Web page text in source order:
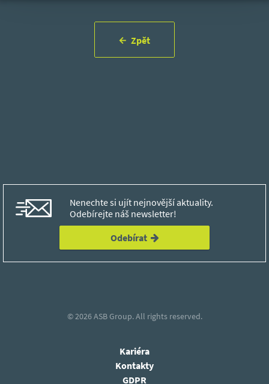
Zpět
Nenechte si ujít nejnovější aktuality.
Odebírejte náš newsletter!
Odebírat
© 2026ASB Group.All rights reserved.
Kariéra
Kontakty
GDPR